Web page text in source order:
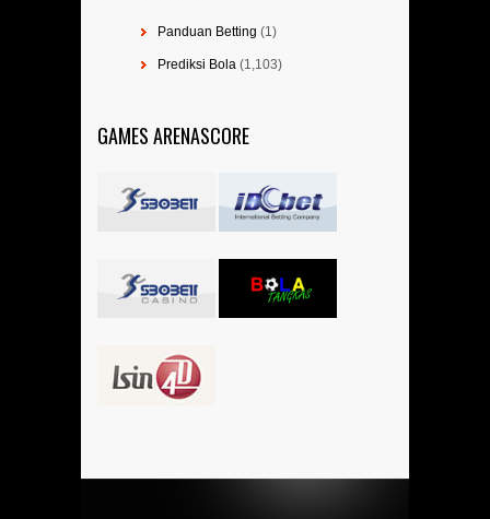
Panduan Betting (1)
Prediksi Bola (1,103)
GAMES ARENASCORE